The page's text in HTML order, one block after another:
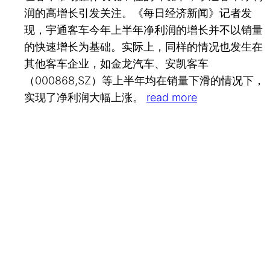
润的高增长引发关注。《每日经济新闻》记者发
现，宇通客车今年上半年净利润的增长并不以销量
的快速增长为基础。实际上，同样的情况也发生在
其他客车企业，如金龙汽车、安凯客车
（000868,SZ）等上半年均在销量下滑的情况下，
实现了净利润大幅上涨。 read more